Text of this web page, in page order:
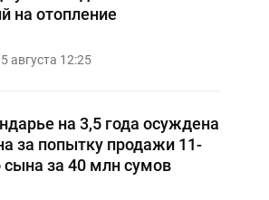
на отопление
5 августа 12:25
на 3,5 года осуждена
за попытку продажи 11-
сына за 40 млн сумов